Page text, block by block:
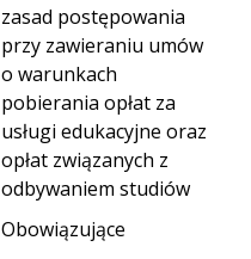
zasad postępowania
przy zawieraniu umów
o warunkach
pobierania opłat za
usługi edukacyjne oraz
opłat związanych z
odbywaniem studiów
Obowiązujące